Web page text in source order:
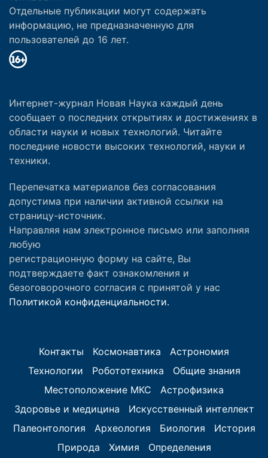
Отдельные публикации могут содержать
информацию, не предназначенную для
пользователей до 16 лет.
Интернет-журнал Новая Наука каждый день
сообщает о последних открытиях и достижениях в
области науки и новых технологий. Читайте
последние новости высоких технологий, науки и
техники.
Перепечатка материалов без согласования
допустима при наличии активной ссылки на
страницу-источник.
Направляя нам электронное письмо или заполняя
любую
регистрационную форму на сайте, Вы
подтверждаете факт ознакомления и
безоговорочного согласия с принятой у нас
Политикой конфиденциальности.
Контакты Космонавтика
Астрономия
Технологии
Робототехника
Общие знания
Местоположение МКС
Астрофизика
Здоровье и медицина
Искусственный интеллект
Палеонтология
Археология Биология
История
Природа
Химия Определения